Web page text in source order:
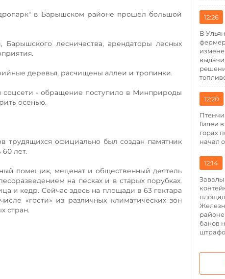
в Барышском районе прошёл большой
лесничества, арендаторы лесных
деревья, расчищены аллеи и тропинки.
- обращение поступило в Минприроды
осенью.
трудящихся официально был создан памятник
лет.
помещик, меценат и общественный деятель
на песках и в старых порубках.
и кедр. Сейчас здесь на площади в 63 гектара
«гости» из различных климатических зон
стран.
12:26
В
12:20
Гилеи
горах
начал
12:14
Завалы
баков